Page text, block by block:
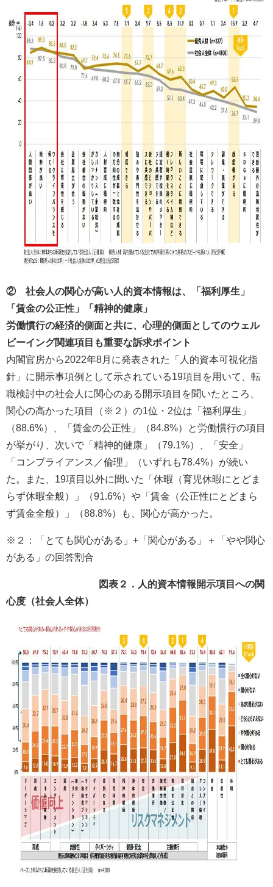
② 社会人の関心が高い人的資本情報は、「福利厚生」
「賃金の公正性」「精神的健康」
労働慣行の経済的側面と共に、心理的側面としてのウェル
ビーイング関連項目も重要な訴求ポイント
内閣官房から2022年8月に発表された「人的資本可視化指
針」に開示事項例として示されている19項目を用いて、転
職検討中の社会人に関心のある開示項目を聞いたところ、
関心の高かった項目（※２）の1位・2位は「福利厚生」
（88.6%）、「賃金の公正性」（84.8%）と労働慣行の項目
が挙がり、次いで「精神的健康」（79.1%）、「安全」
「コンプライアンス／倫理」（いずれも78.4%）が続い
た。また、19項目以外に聞いた「休暇（育児休暇にとどま
らず休暇全般）」（91.6%）や「賃金（公正性にとどまら
ず賃金全般）」（88.8%）も、関心が高かった。
※２：「とても関心がある」+「関心がある」＋「やや関心
がある」の回答割合
図表２．人的資本情報開示項目への関
心度（社会人全体）